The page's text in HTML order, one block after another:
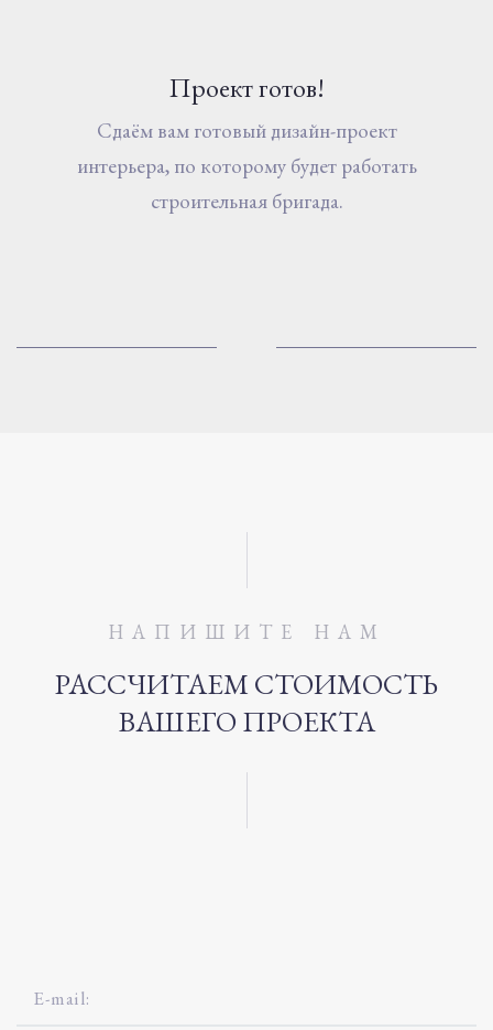
Проект готов!
Сдаём вам готовый дизайн-проект
интерьера, по которому будет работать
строительная бригада.
НАПИШИТЕ НАМ
РАССЧИТАЕМ СТОИМОСТЬ
ВАШЕГО ПРОЕКТА